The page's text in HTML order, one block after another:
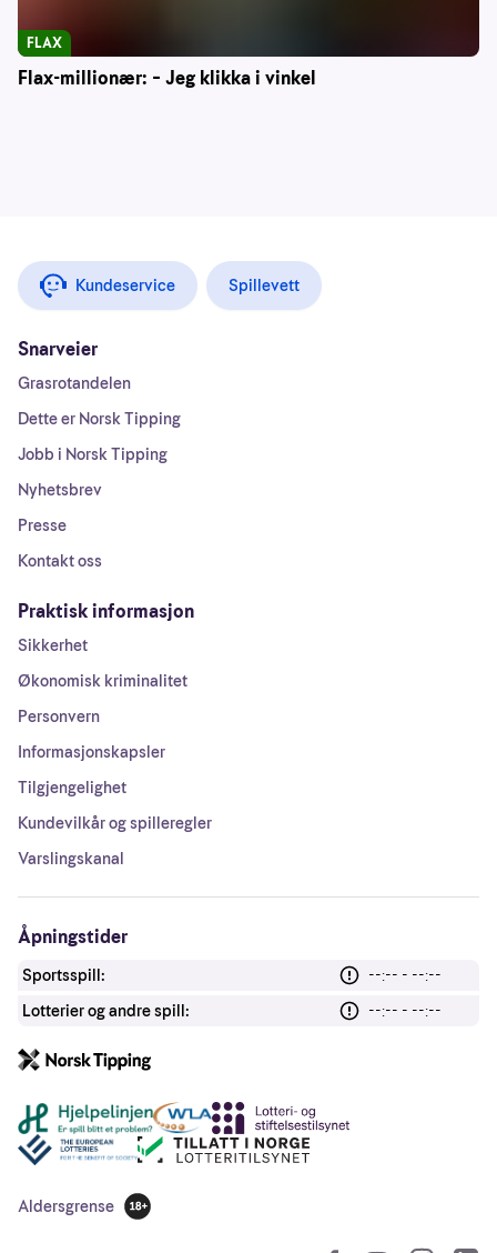
Flax-millionær: – Jeg klikka i vinkel
FLAX
Kundeservice Spillevett
Snarveier
Grasrotandelen
Dette er Norsk Tipping
Jobb i Norsk Tipping
Nyhetsbrev
Presse
Kontakt oss
Praktisk informasjon
Sikkerhet
Økonomisk kriminalitet
Personvern
Informasjonskapsler
Tilgjengelighet
Kundevilkår og spilleregler
Varslingskanal
Åpningstider
Sportsspill:
--:-- - --:--
Lotterier og andre spill:
--:-- - --:--
Andre lenker
Aldersgrense
18 år